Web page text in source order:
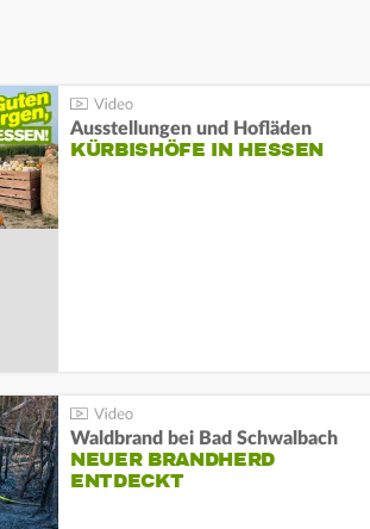
Ausstellungen und Hofläden
KÜRBISHÖFE IN HESSEN
Waldbrand bei Bad Schwalbach
NEUER BRANDHERD
ENTDECKT